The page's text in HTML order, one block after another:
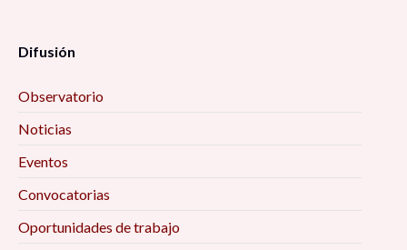
Difusión
Observatorio
Noticias
Eventos
Convocatorias
Oportunidades de trabajo